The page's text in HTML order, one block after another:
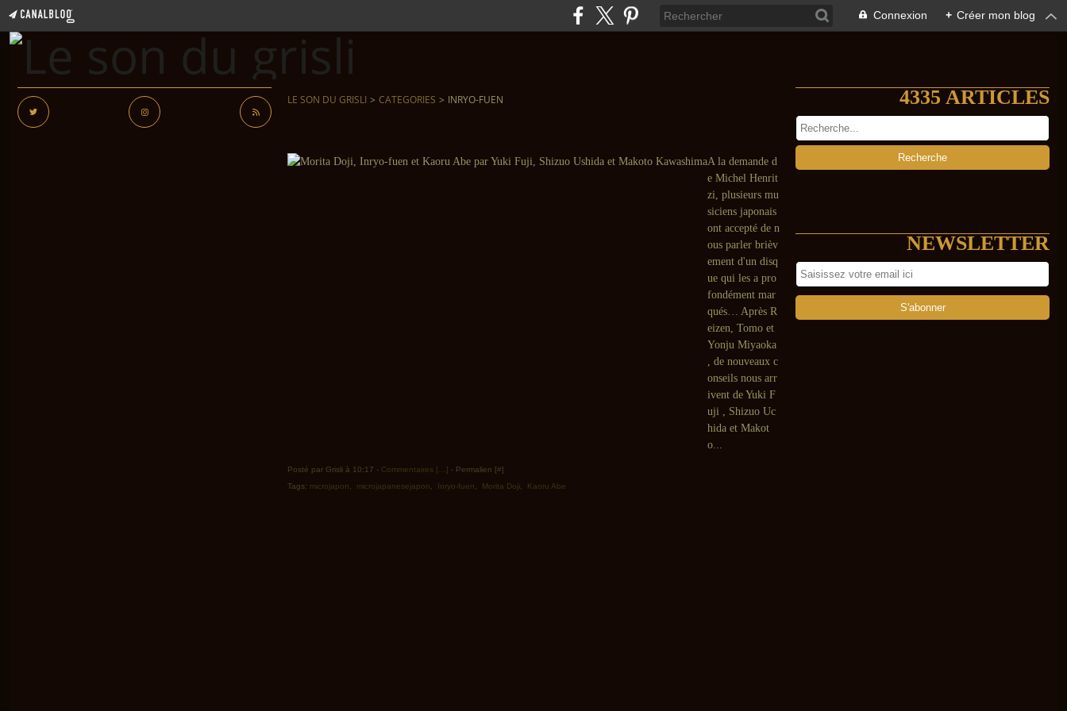
Connexion + Créer mon blog
LE SON DU GRISLI > CATEGORIES > INRYO-FUEN
A la demande d
e Michel Henrit
zi, plusieurs mu
siciens japonais
ont accepté de n
ous parler brièv
ement d'un disq
ue qui les a pro
fondément mar
qués… Après R
eizen, Tomo et
Yonju Miyaoka
, de nouveaux c
onseils nous arr
ivent de Yuki F
uji , Shizuo Uc
hida et Makot
o...
Posté par Grisli à 10:17 - Commentaires [ ] - Permalien [#]
Tags: microjapon microjapanesejapon Inryo-fuen Morita Doji Kaoru Abe
4335 ARTICLES
NEWSLETTER